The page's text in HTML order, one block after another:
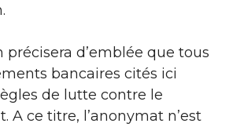
précisera d’emblée que tous
bancaires cités ici
de lutte contre le
A ce titre, l’anonymat n’est